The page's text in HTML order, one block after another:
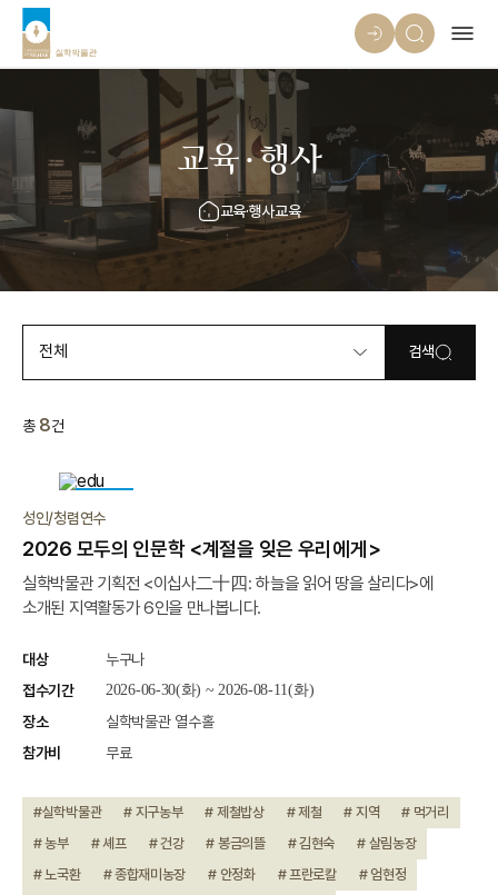
교육·행사
교육·행사교육
전체 검색
총 8건
성인/청렴연수
2026 모두의 인문학 <계절을 잊은 우리에게>
실학박물관 기획전 <이십사二十四: 하늘을 읽어 땅을 살리다>에
소개된 지역활동가 6인을 만나봅니다.
대상
누구나
접수기간
2026-06-30(화) ~ 2026-08-11(화)
장소
실학박물관 열수홀
참가비
무료
#실학박물관 # 지구농부 # 제철밥상 # 제철 # 지역
# 먹거리
# 농부
# 셰프 # 건강 # 봉금의뜰 # 김현숙
# 살림농장
# 노국환
# 종합재미농장 # 안정화 # 프란로칼
# 엄현정